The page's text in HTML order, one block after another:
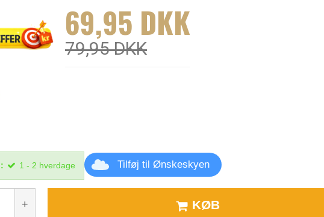
69,95 DKK
79,95 DKK
1 - 2 hverdage Tilføj til Ønskeskyen
+ KØB